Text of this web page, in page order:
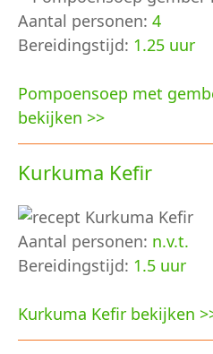
Aantal personen: 4
Bereidingstijd: 1.25 uur
Pompoensoep met
bekijken >>
Kurkuma Kefir
Aantal personen: n.v.t.
Bereidingstijd: 1.5 uur
Kurkuma Kefir bekijken